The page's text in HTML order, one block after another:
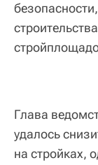
Глава
удалось
на стройках,